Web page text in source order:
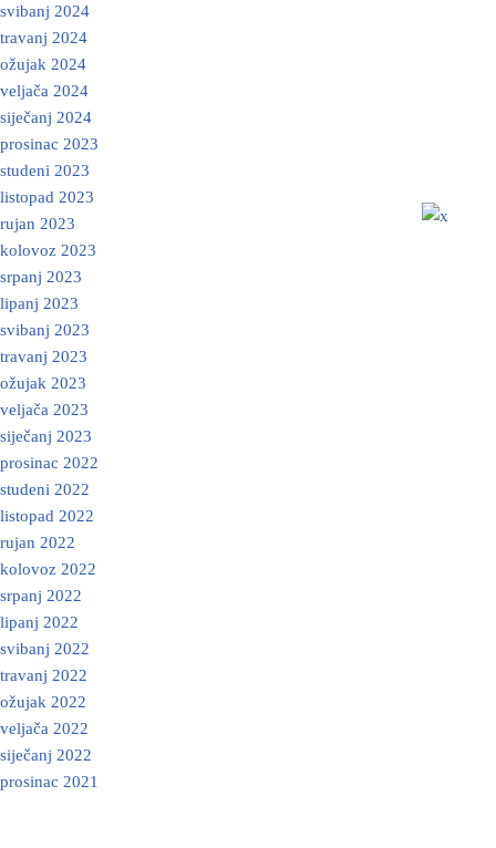
svibanj 2024
travanj 2024
ožujak 2024
veljača 2024
siječanj 2024
prosinac 2023
studeni 2023
listopad 2023
rujan 2023
kolovoz 2023
srpanj 2023
lipanj 2023
svibanj 2023
travanj 2023
ožujak 2023
veljača 2023
siječanj 2023
prosinac 2022
studeni 2022
listopad 2022
rujan 2022
kolovoz 2022
srpanj 2022
lipanj 2022
svibanj 2022
travanj 2022
ožujak 2022
veljača 2022
siječanj 2022
prosinac 2021